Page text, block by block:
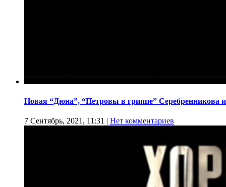
Новая “Дюна”, “Петровы в гриппе” Серебренникова
7 Сентябрь, 2021, 11:31 | Нет комментариев